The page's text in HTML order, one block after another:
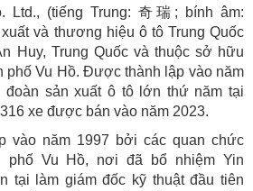
Ltd., (tiếng Trung: 奇瑞; bính âm:
và thương hiệu ô tô Trung Quốc
Huy, Trung Quốc và thuộc sở hữu
phố Vu Hồ. Được thành lập vào năm
đoàn sản xuất ô tô lớn thứ năm tại
xe được bán vào năm 2023.
vào năm 1997 bởi các quan chức
phố Vu Hồ, nơi đã bổ nhiệm Yin
tại làm giám đốc kỹ thuật đầu tiên